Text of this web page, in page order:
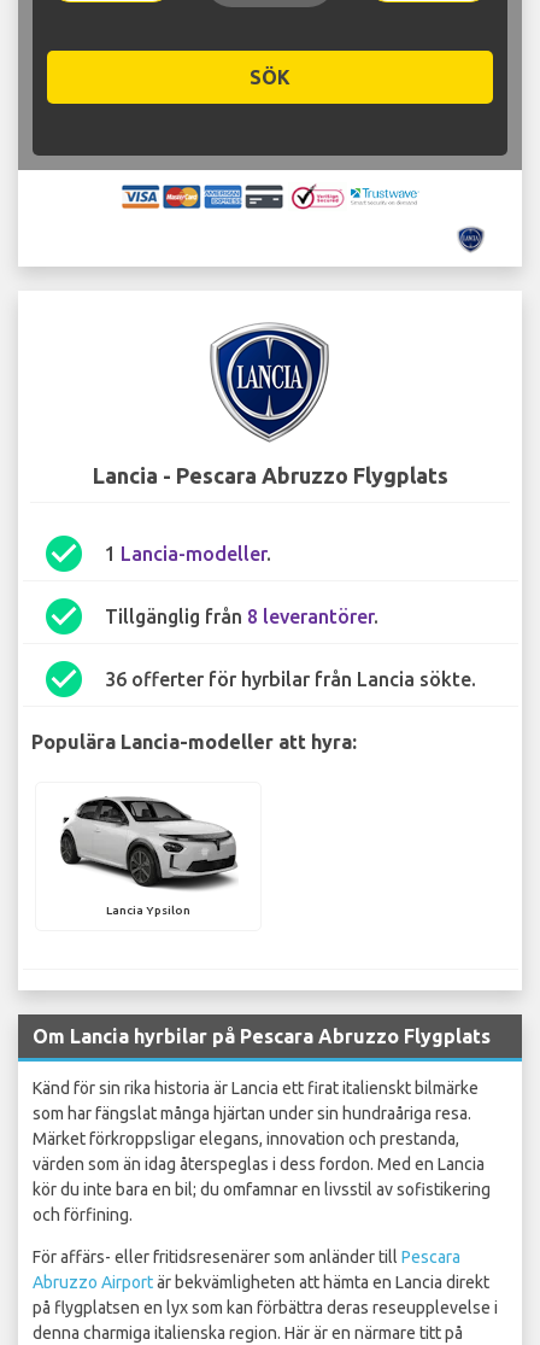
SÖK
Lancia - Pescara Abruzzo Flygplats
check_circle 1 Lancia-modeller.
check_circle Tillgänglig från 8 leverantörer.
check_circle 36 offerter för hyrbilar från Lancia sökte.
Populära Lancia-modeller att hyra:
Lancia Ypsilon
Om Lancia hyrbilar på Pescara Abruzzo Flygplats
Känd för sin rika historia är Lancia ett firat italienskt bilmärke
som har fängslat många hjärtan under sin hundraåriga resa.
Märket förkroppsligar elegans, innovation och prestanda,
värden som än idag återspeglas i dess fordon. Med en Lancia
kör du inte bara en bil; du omfamnar en livsstil av sofistikering
och förfining.
För affärs- eller fritidsresenärer som anländer till Pescara
Abruzzo Airportär bekvämligheten att hämta en Lancia direkt
på flygplatsen en lyx som kan förbättra deras reseupplevelse i
denna charmiga italienska region. Här är en närmare titt på